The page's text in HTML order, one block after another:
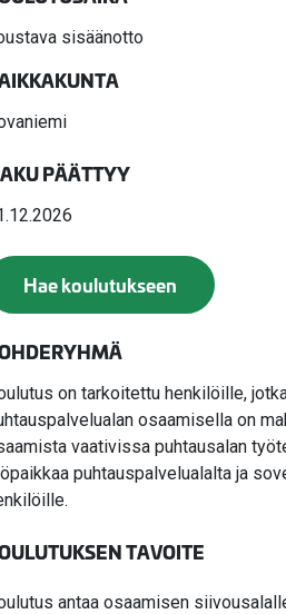
sisäänotto
PÄÄTTYY
Hae koulutukseen
on tarkoitettu henkilöille,
osaamisella on
vaativissa puhtausalan
puhtauspalvelualalta ja
TAVOITE
antaa osaamisen